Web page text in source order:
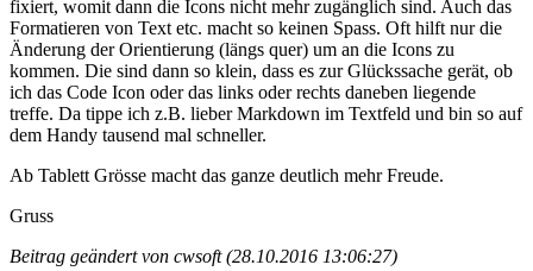
fixiert, womit dann die Icons nicht mehr zugänglich sind. Auch das
Formatieren von Text etc. macht so keinen Spass. Oft hilft nur die
Änderung der Orientierung (längs quer) um an die Icons zu
kommen. Die sind dann so klein, dass es zur Glückssache gerät, ob
ich das Code Icon oder das links oder rechts daneben liegende
treffe. Da tippe ich z.B. lieber Markdown im Textfeld und bin so auf
dem Handy tausend mal schneller.
Ab Tablett Grösse macht das ganze deutlich mehr Freude.
Gruss
Beitrag geändert von cwsoft (28.10.2016 13:06:27)